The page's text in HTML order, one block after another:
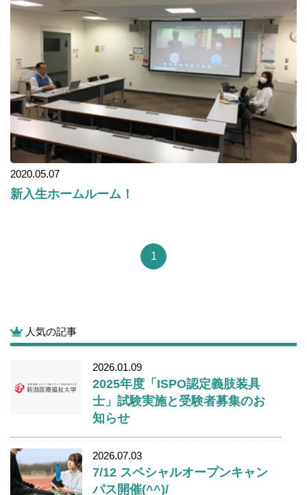
2020.05.07
新入生ホームルーム！
1
人気の記事
2026.01.09
2025年度「ISPO認定義肢装具
士」試験実施と受験者募集のお
知らせ
2026.07.03
7/12 スペシャルオープンキャン
パス開催(^^)/